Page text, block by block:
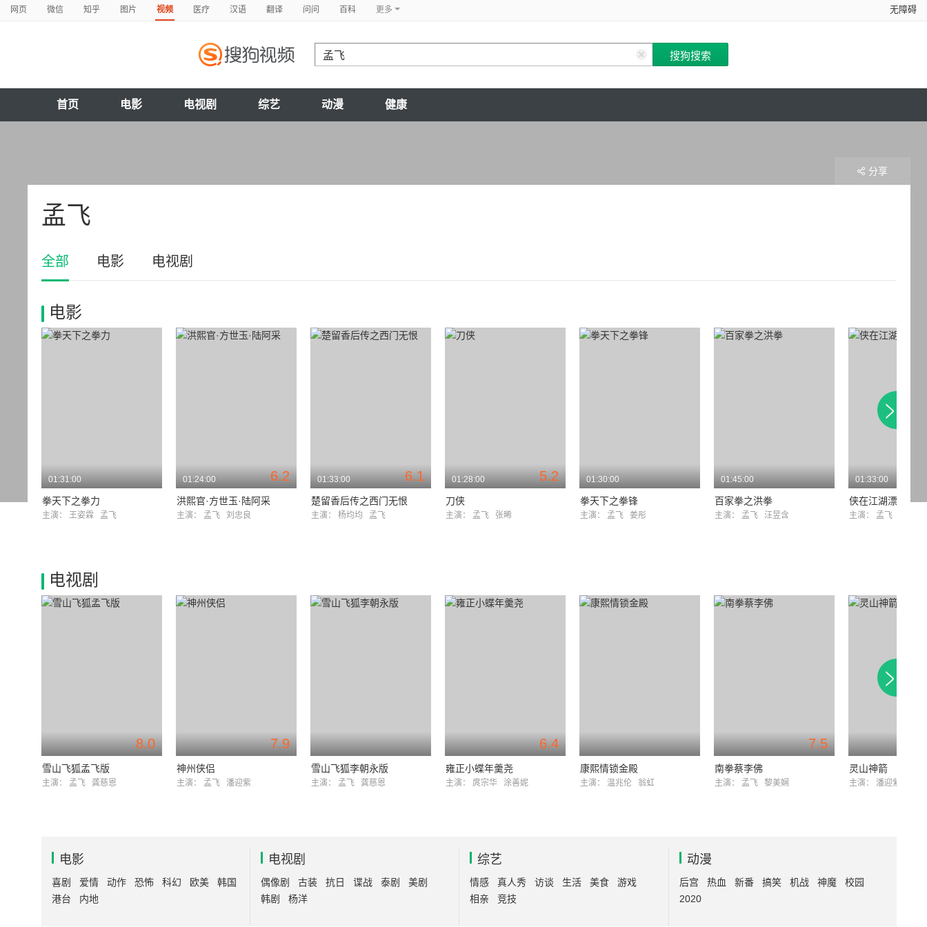
网页 微信 知乎 图片 视频 医疗 汉语 翻译 问问 百科 更多 无障碍
首页 电影 电视剧 综艺 动漫 健康
孟飞
分享
全部 电影 电视剧
电影
01:31:00
拳天下之拳力
主演： 王姿霖 孟飞
6.2
01:24:00
洪熙官·方世玉·陆阿采
主演： 孟飞 刘忠良
6.1
01:33:00
楚留香后传之西门无恨
主演： 杨均均 孟飞
5.2
01:28:00
刀侠
主演： 孟飞 张晞
01:30:00
拳天下之拳锋
主演： 孟飞 姜彤
01:45:00
百家拳之洪拳
主演： 孟飞 汪昱含
01:33:00
侠在江湖漂
主演： 孟飞
电视剧
8.0
雪山飞狐孟飞版
主演： 孟飞 龚慈恩
7.9
神州侠侣
主演： 孟飞 潘迎紫
雪山飞狐李朝永版
主演： 孟飞 龚慈恩
6.4
雍正小蝶年羹尧
主演： 庹宗华 涂善妮
康熙情锁金殿
主演： 温兆伦 翁虹
7.5
南拳蔡李佛
主演： 孟飞 黎美娴
灵山神箭
主演： 潘迎紫
电影
喜剧 爱情 动作 恐怖 科幻 欧美
韩国
港台
内地
电视剧
偶像剧 古装 抗日 谍战 泰剧
美剧
韩剧
杨洋
综艺
情感 真人秀 访谈 生活 美食
游戏
相亲
竞技
动漫
后宫 热血 新番 搞笑 机战 神魔
校园
2020